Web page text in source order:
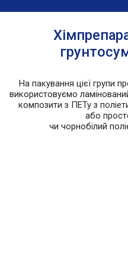
На пакування цієї групи
використовуємо
композити з ПЕТу з
або
чи чорнобілий